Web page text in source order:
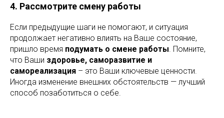
4. Рассмотрите смену работы
Если предыдущие шаги не помогают, и ситуация
продолжает негативно влиять на Ваше состояние,
пришло время подумать о смене работы . Помните,
что Ваши здоровье, саморазвитие и
самореализация – это Ваши ключевые ценности.
Иногда изменение внешних обстоятельств — лучший
способ позаботиться о себе.